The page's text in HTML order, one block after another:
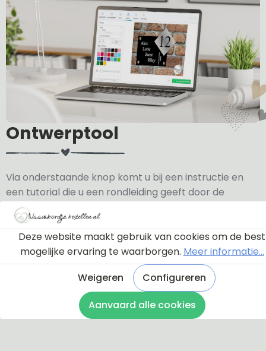
Ontwerptool
Via onderstaande knop komt u bij een instructie en
een tutorial die u een rondleiding geeft door de
ontwerptool. Hierdoor weet u precies hoe u zelf uw
naambordje helemaal kunt aanpassen en naar uw
eigen smaak kunt ontwerpen.
Bekijk de instructie
Deze website maakt gebruik van cookies om de best
mogelijke ervaring te waarborgen. Meer informatie...
Weigeren
Configureren
Aanvaard alle cookies